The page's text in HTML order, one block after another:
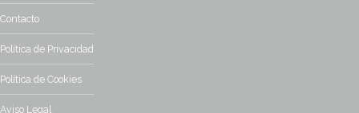
Contacto
Política de Privacidad
Política de Cookies
Aviso Legal